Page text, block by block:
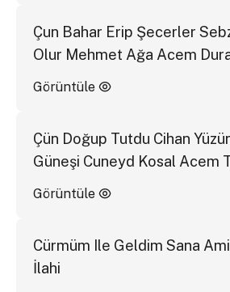
Çun Bahar Erip Şecerler
Olur Mehmet Ağa Acem
Görüntüle
Çün Doğup Tutdu Cihan
Güneşi Cuneyd Kosal Acem
Görüntüle
Cürmüm Ile Geldim Sana
İlahi